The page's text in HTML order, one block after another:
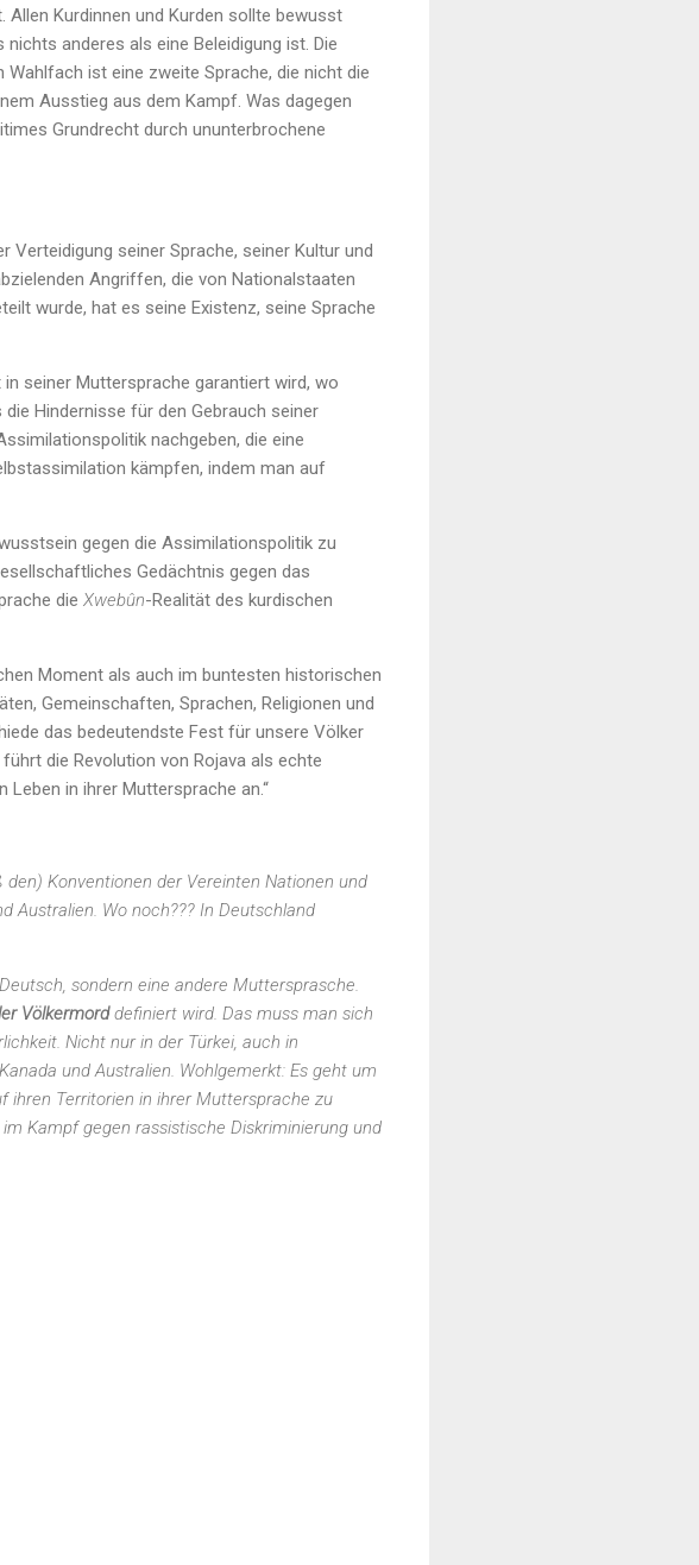
Kurdinnen und Kurden sollte bewusst
anderes als eine Beleidigung ist. Die
ist eine zweite Sprache, die nicht die
Ausstieg aus dem Kampf. Was dagegen
Grundrecht durch ununterbrochene
seiner Sprache, seiner Kultur und
Angriffen, die von Nationalstaaten
wurde, hat es seine Existenz, seine Sprache
seiner Muttersprache garantiert wird, wo
Hindernisse für den Gebrauch seiner
nachgeben, die eine
kämpfen, indem man auf
gegen die Assimilationspolitik zu
Gedächtnis gegen das
die Xwebûn-Realität des kurdischen
Moment als auch im buntesten historischen
Gemeinschaften, Sprachen, Religionen und
das bedeutendste Fest für unsere Völker
die Revolution von Rojava als echte
in ihrer Muttersprache an.“
Konventionen der Vereinten Nationen und
Australien. Wo noch??? In Deutschland
sondern eine andere Muttersprasche.
Völkermorddefiniert wird. Das muss man sich
Nicht nur in der Türkei, auch in
und Australien. Wohlgemerkt: Es geht um
ihren Territorien in ihrer Muttersprache zu
Kampf gegen rassistische Diskriminierung und